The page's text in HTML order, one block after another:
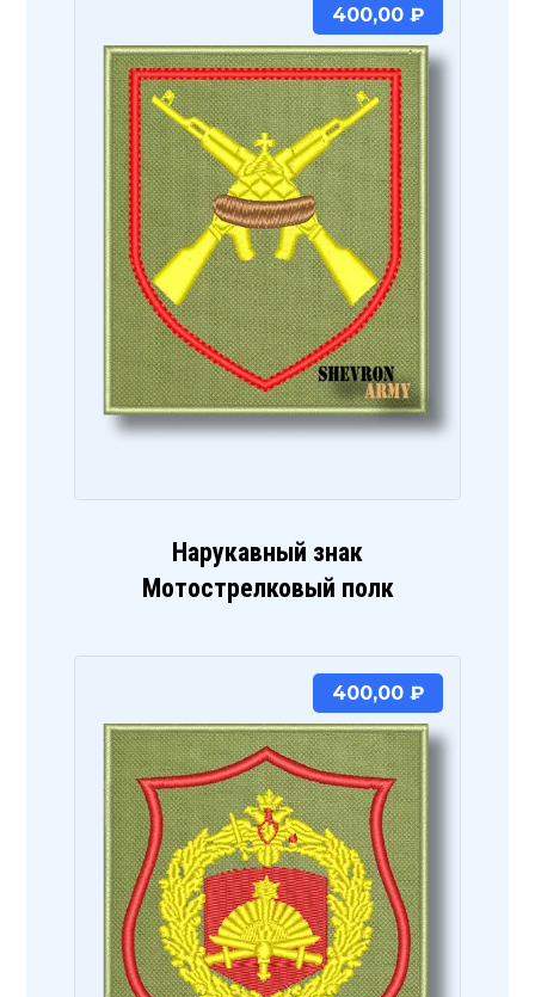
Нарукавный знак
Мотострелковый полк
400,00 ₽
400,00 ₽